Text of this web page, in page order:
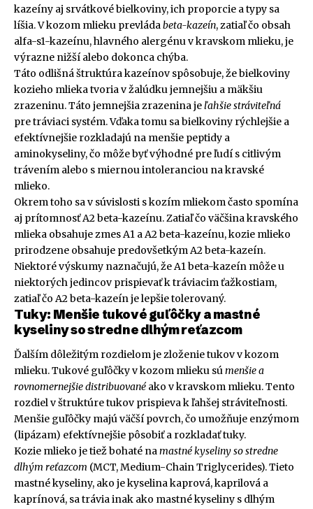
kazeíny aj srvátkové bielkoviny, ich proporcie a typy sa
líšia. V kozom mlieku prevládabeta-kazeín, zatiaľ čo obsah
alfa-s1-kazeínu, hlavného alergénu v kravskom mlieku, je
výrazne nižší alebo dokonca chýba.
Táto odlišná štruktúra kazeínov spôsobuje, že bielkoviny
kozieho mlieka tvoria v žalúdku jemnejšiu a mäkšiu
zrazeninu. Táto jemnejšia zrazenina jeľahšie stráviteľná
pre tráviaci systém. Vďaka tomu sa bielkoviny rýchlejšie a
efektívnejšie rozkladajú na menšie peptidy a
aminokyseliny, čo môže byť výhodné pre ľudí s citlivým
trávením alebo s miernou intoleranciou na kravské
mlieko.
Okrem toho sa v súvislosti s kozím mliekom často spomína
aj prítomnosť A2 beta-kazeínu. Zatiaľ čo väčšina kravského
mlieka obsahuje zmes A1 a A2 beta-kazeínu, kozie mlieko
prirodzene obsahuje predovšetkým A2 beta-kazeín.
Niektoré výskumy naznačujú, že A1 beta-kazeín môže u
niektorých jedincov prispievať k tráviacim ťažkostiam,
zatiaľ čo A2 beta-kazeín je lepšie tolerovaný.
Tuky: Menšie tukové guľôčky a mastné
kyseliny so stredne dlhým reťazcom
Ďalším dôležitým rozdielom je zloženie tukov v kozom
mlieku. Tukové guľôčky v kozom mlieku súmenšie a
rovnomernejšie distribuované ako v kravskom mlieku. Tento
rozdiel v štruktúre tukov prispieva k ľahšej stráviteľnosti.
Menšie guľôčky majú väčší povrch, čo umožňuje enzýmom
(lipázam) efektívnejšie pôsobiť a rozkladať tuky.
Kozie mlieko je tiež bohaté namastné kyseliny so stredne
dlhým reťazcom (MCT, Medium-Chain Triglycerides). Tieto
mastné kyseliny, ako je kyselina kaprová, kaprilová a
kaprínová, sa trávia inak ako mastné kyseliny s dlhým